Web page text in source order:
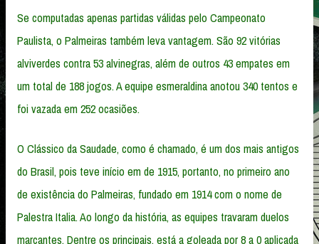
Se computadas apenas partidas válidas pelo Campeonato
Paulista, o Palmeiras também leva vantagem. São 92 vitórias
alviverdes contra 53 alvinegras, além de outros 43 empates em
um total de 188 jogos. A equipe esmeraldina anotou 340 tentos e
foi vazada em 252 ocasiões.
O Clássico da Saudade, como é chamado, é um dos mais antigos
do Brasil, pois teve início em de 1915, portanto, no primeiro ano
de existência do Palmeiras, fundado em 1914 com o nome de
Palestra Italia. Ao longo da história, as equipes travaram duelos
marcantes. Dentre os principais, está a goleada por 8 a 0 aplicada